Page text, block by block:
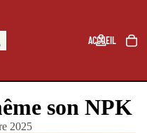
ACCUEIL
son NPK
2025